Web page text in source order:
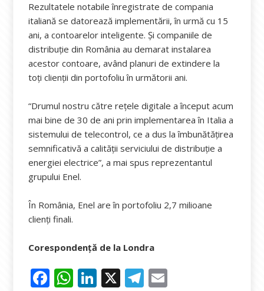
Rezultatele notabile înregistrate de compania
italiană se datorează implementării, în urmă cu 15
ani, a contoarelor inteligente. Și companiile de
distribuție din România au demarat instalarea
acestor contoare, având planuri de extindere la
toți clienții din portofoliu în următorii ani.
“Drumul nostru către rețele digitale a început acum
mai bine de 30 de ani prin implementarea în Italia a
sistemului de telecontrol, ce a dus la îmbunătățirea
semnificativă a calității serviciului de distribuție a
energiei electrice”, a mai spus reprezentantul
grupului Enel.
În România, Enel are în portofoliu 2,7 milioane
clienți finali.
Corespondență de la Londra
F W Li X T